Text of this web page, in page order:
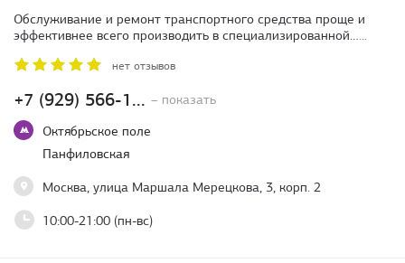
+7 (929) 566-1... – показать
Октябрьское поле
Панфиловская
Москва, улица Маршала Мерецкова, 3, корп. 2
10:00-21:00 (пн-вс)
Обслуживание и ремонт транспортного средства проще и
эффективнее всего производить в специализированной…...
нет отзывов